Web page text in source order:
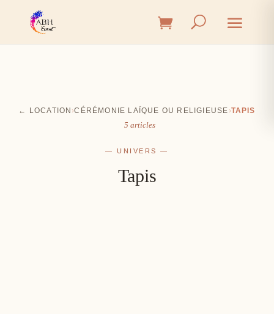
← LOCATION ›CÉRÉMONIE LAÏQUE OU RELIGIEUSE ›TAPIS
5 articles
— UNIVERS —
Tapis